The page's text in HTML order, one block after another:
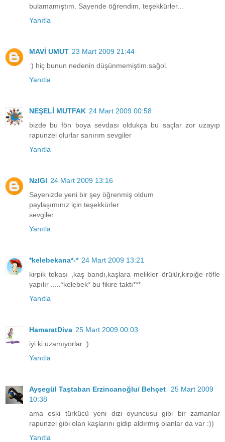
bulamamıştım. Sayende öğrendim, teşekkürler...
Yanıtla
MAVİ UMUT 23 Mart 2009 21:44
:) hiç bunun nedenin düşünmemiştim.sağol.
Yanıtla
NEŞELİ MUTFAK 24 Mart 2009 00:58
bizde bu fön boya sevdası oldukça bu saçlar zor uzayıp
rapunzel olurlar sanırım sevgiler
Yanıtla
NzlGl 24 Mart 2009 13:16
Sayenizde yeni bir şey öğrenmiş oldum
paylaşımınız için teşekkürler
sevgiler
Yanıtla
*kelebekana*-* 24 Mart 2009 13:21
kirpik tokası ,kaş bandı,kaşlara melikler örülür,kirpiğe röfle
yapılır .....*kelebek* bu fikire taktı***
Yanıtla
HamaratDiva 25 Mart 2009 00:03
iyi ki uzamıyorlar :)
Yanıtla
Ayşegül Taştaban Erzincanoğlu/ Behçet
25 Mart 2009
10:38
ama eski türkücü yeni dizi oyuncusu gibi bir zamanlar
rapunzel gibi olan kaşlarını gidip aldırmış olanlar da var :))
Yanıtla